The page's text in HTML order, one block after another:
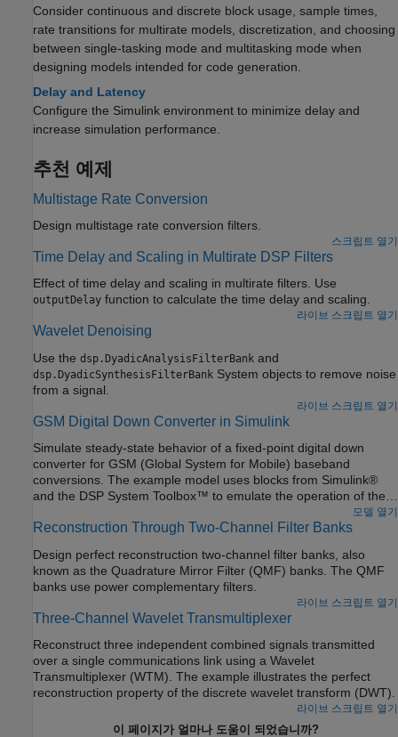
Consider continuous and discrete block usage, sample times,
rate transitions for multirate models, discretization, and choosing
between single-tasking mode and multitasking mode when
designing models intended for code generation.
Delay and Latency
Configure the Simulink environment to minimize delay and
increase simulation performance.
추천 예제
Multistage Rate Conversion
Design multistage rate conversion filters.
스크립트 열기
Time Delay and Scaling in Multirate DSP Filters
Effect of time delay and scaling in multirate filters. Use
outputDelay function to calculate the time delay and scaling.
라이브 스크립트 열기
Wavelet Denoising
Use the dsp.DyadicAnalysisFilterBank and
dsp.DyadicSynthesisFilterBank System objects to remove noise
from a signal.
라이브 스크립트 열기
GSM Digital Down Converter in Simulink
Simulate steady-state behavior of a fixed-point digital down
converter for GSM (Global System for Mobile) baseband
conversions. The example model uses blocks from Simulink®
and the DSP System Toolbox™ to emulate the operation of the
모델 열기
Reconstruction Through Two-Channel Filter Banks
Design perfect reconstruction two-channel filter banks, also
known as the Quadrature Mirror Filter (QMF) banks. The QMF
banks use power complementary filters.
라이브 스크립트 열기
Three-Channel Wavelet Transmultiplexer
Reconstruct three independent combined signals transmitted
over a single communications link using a Wavelet
Transmultiplexer (WTM). The example illustrates the perfect
reconstruction property of the discrete wavelet transform (DWT).
라이브 스크립트 열기
이 페이지가 얼마나 도움이 되었습니까?